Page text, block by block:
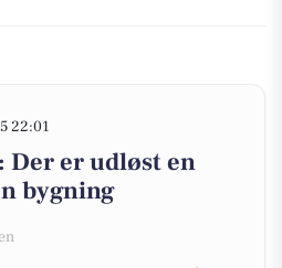
22:01
Der er udløst en
bygning